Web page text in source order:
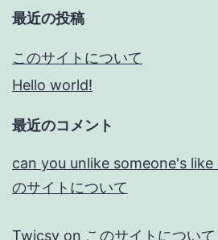
最近の投稿
このサイトについて
Hello world!
最近のコメント
can you unlike someone's
のサイトについて
Twicsy on このサイトについて